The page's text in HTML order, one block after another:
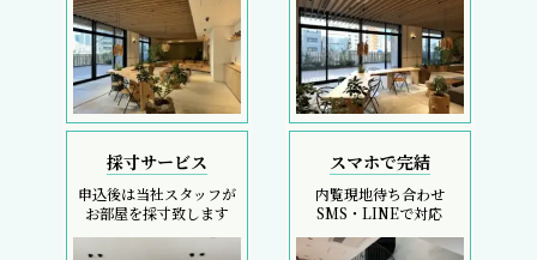
採寸サービス
申込後は当社スタッフが
お部屋を採寸致します
スマホで完結
内覧現地待ち合わせ
SMS・LINEで対応